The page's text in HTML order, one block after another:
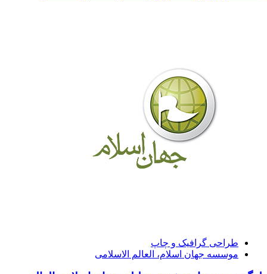
طراحی گرافیک و چاپ
موسسه جهان اسلام، العالم الاسلامی